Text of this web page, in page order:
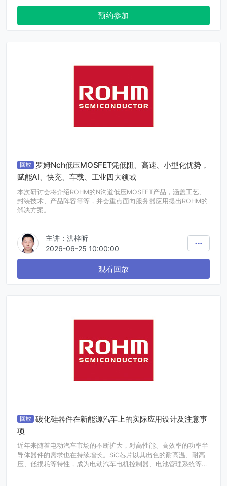
预约参加
回放 罗姆Nch低压MOSFET凭低阻、高速、小型化优势，
赋能AI、快充、车载、工业四大领域
本次研讨会将介绍ROHM的N沟道低压MOSFET产品，涵盖工艺、
封装技术、产品阵容等等，并会重点面向服务器应用提出ROHM的
解决方案。
主讲：洪梓昕
2026-06-25 10:00:00
观看回放
回放 碳化硅器件在新能源汽车上的实际应用设计及注意事
项
近年来随着电动汽车市场的不断扩大，对高性能、高效率的功率半
导体器件的需求也在持续增长。SiC芯片以其出色的耐高温、耐高
压、低损耗等特性，成为电动汽车电机控制器、电池管理系统等关